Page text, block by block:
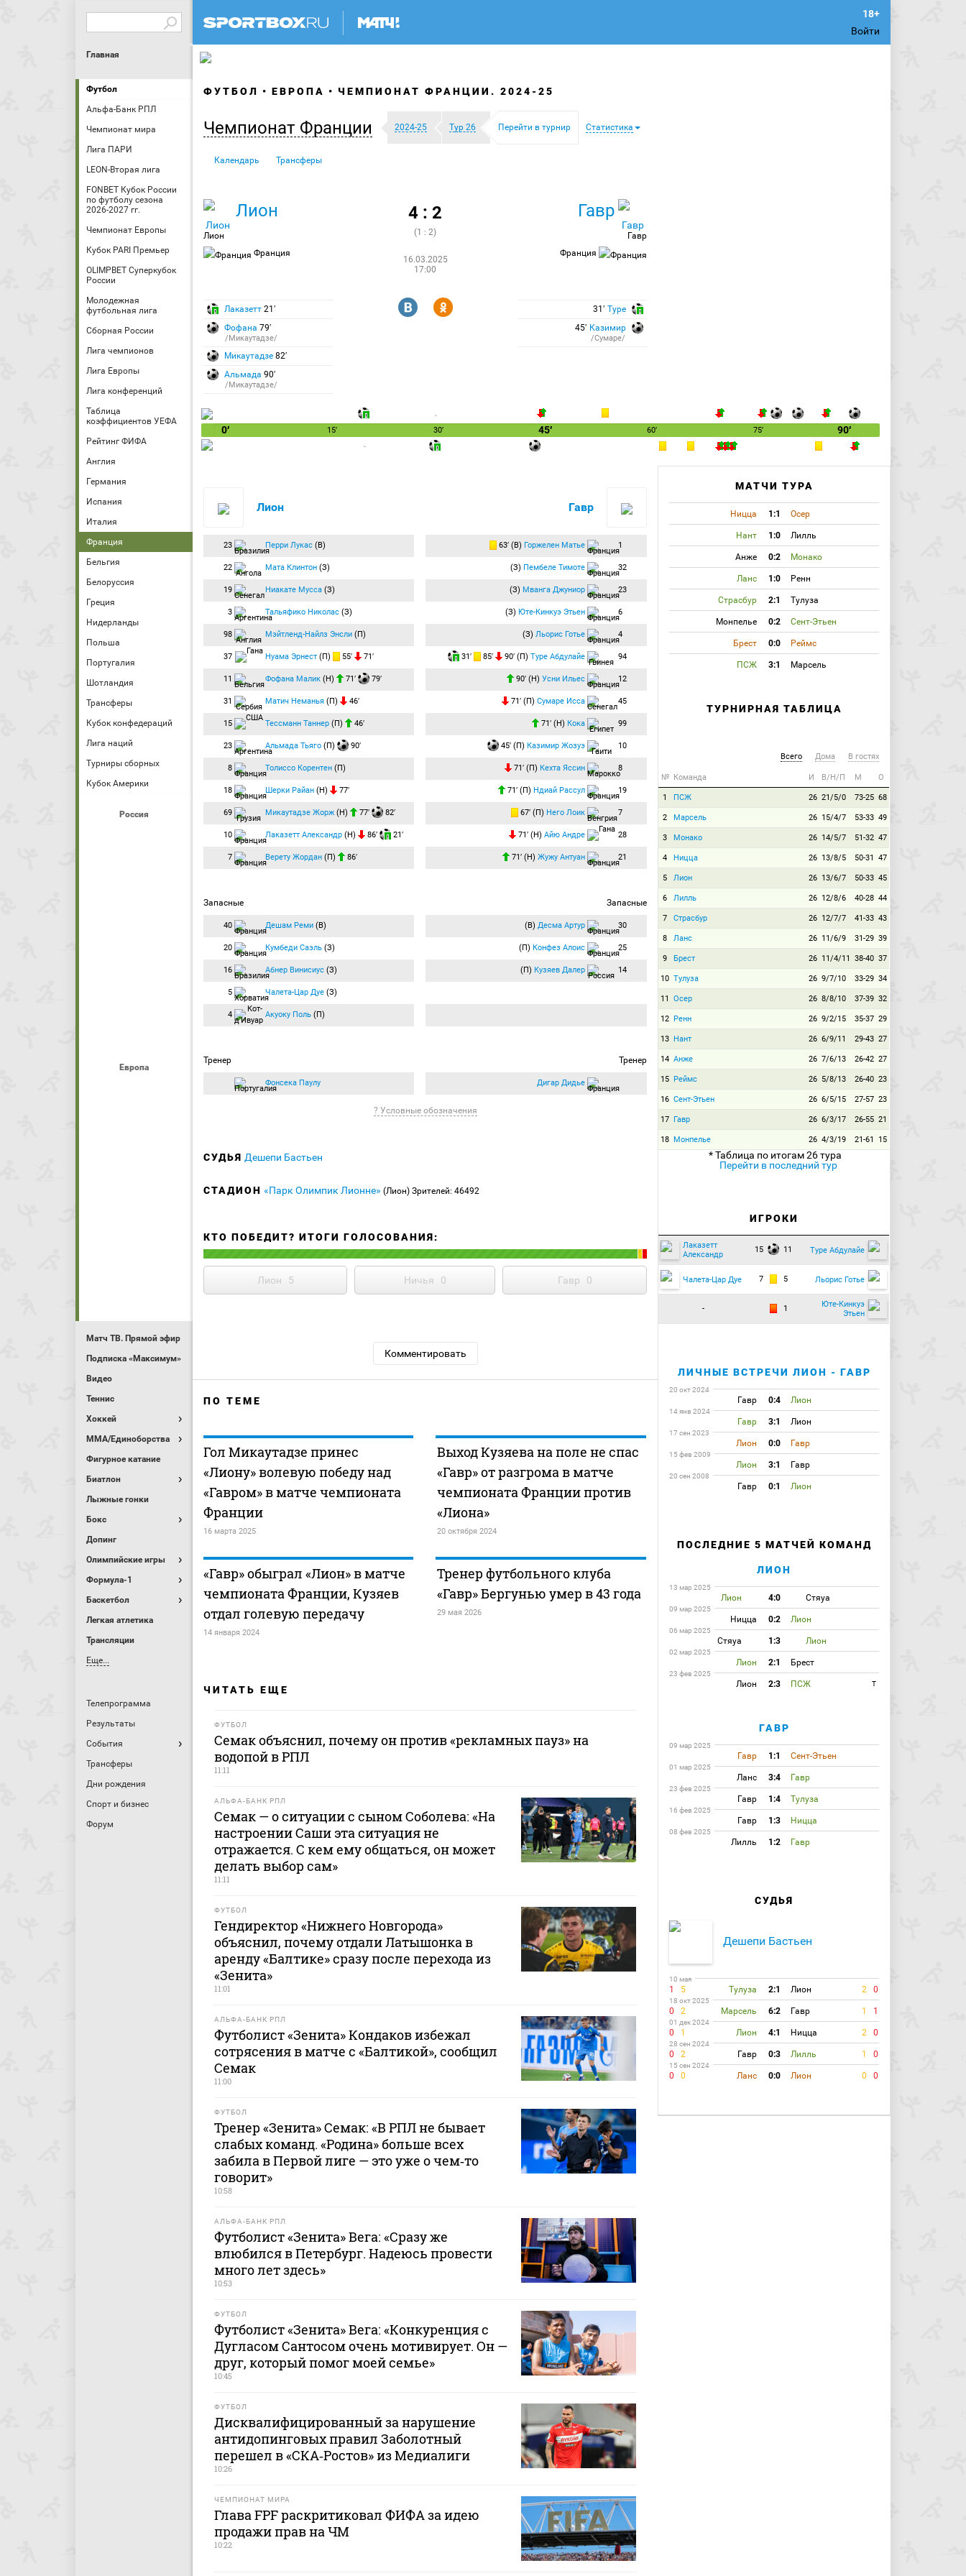
Войти
Главная
Футбол
Альфа-Банк РПЛ
Чемпионат мира
Лига ПАРИ
LEON-Вторая лига
FONBET Кубок России
по футболу сезона
2026-2027 гг.
Чемпионат Европы
Кубок PARI Премьер
OLIMPBET Суперкубок
России
Молодежная
футбольная лига
Сборная России
Лига чемпионов
Лига Европы
Лига конференций
Таблица
коэффициентов УЕФА
Рейтинг ФИФА
Англия
Германия
Испания
Италия
Франция
Бельгия
Белоруссия
Греция
Нидерланды
Польша
Португалия
Шотландия
Трансферы
Кубок конфедераций
Лига наций
Турниры сборных
Кубок Америки
Россия
Европа
Матч ТВ. Прямой эфир
Подписка «Максимум»
Видео
Теннис
Хоккей
MMA/Единоборства
Фигурное катание
Биатлон
Лыжные гонки
Бокс
Допинг
Олимпийские игры
Формула-1
Баскетбол
Легкая атлетика
Трансляции
Еще...
Телепрограмма
Результаты
События
Трансферы
Дни рождения
Спорт и бизнес
Форум
ФУТБОЛ ЕВРОПА ЧЕМПИОНАТ ФРАНЦИИ. 2024-25
Чемпионат Франции 2024-25 Тур 26 Перейти в турнир Статистика
Календарь Трансферы
Лион
Лион
Франция
4 : 2
(1 : 2)
16.03.2025
17:00
Гавр
Гавр
Франция
Лаказетт 21′
Фофана 79′
/Микаутадзе/
Микаутадзе 82′
Альмада 90′
/Микаутадзе/
R Y 31′Туре
45′ Казимир
/Сумаре/
0′ 15′ 30′ 45′ 60′ 75′ 90′
Лион
23 Перри Лукас (В)
22 Мата Клинтон (З)
19 Ниакате Мусса (З)
3 Тальяфико Николас (З)
98 Мэйтленд-Найлз Энсли (П)
37 Нуама Эрнест (П) 55′ 71′
11 Фофана Малик (Н) 71′ 79′
31 Матич Неманья (П) 46′
15 Тессманн Таннер (П) 46′
23 Альмада Тьяго (П) 90′
8 Толиссо Корентен (П)
18 Шерки Райан (Н) 77′
69 Микаутадзе Жорж (Н) 77′ 82′
10 Лаказетт Александр (Н) 86′ 21′
7 Верету Жордан (П) 86′
Запасные
40 Дешам Реми (В)
20 Кумбеди Саэль (З)
16 Абнер Винисиус (З)
5 Чалета-Цар Дуе (З)
4 Акуоку Поль (П)
Тренер
Фонсека Паулу
Гавр
63′ (В) Горжелен Матье 1
(З) Пембеле Тимоте 32
(З) Мванга Джуниор 23
(З) Юте-Кинкуэ Этьен 6
(З) Льорис Готье 4
31′ 85′ 90′ (П) Туре Абдулайе 94
90′ (Н) Усни Ильес 12
71′ (П) Сумаре Исса 45
71′ (Н) Кока 99
45′ (П) Казимир Жозуэ 10
71′ (П) Кехта Яссин 8
71′ (П) Ндиай Рассул 19
67′ (П) Него Лоик 7
71′ (Н) Айю Андре 28
71′ (Н) Жужу Антуан 21
Запасные
(В) Десма Артур 30
(П) Конфез Алоис 25
(П) Кузяев Далер 14
Тренер
Дигар Дидье
? Условные обозначения
СУДЬЯ Дешепи Бастьен
СТАДИОН «Парк Олимпик Лионне» (Лион) Зрителей: 46492
КТО ПОБЕДИТ? ИТОГИ ГОЛОСОВАНИЯ:
Лион 5 Ничья 0 Гавр 0
Комментировать
ПО ТЕМЕ
Гол Микаутадзе принес
«Лиону» волевую победу над
«Гавром» в матче чемпионата
Франции
16 марта 2025
Выход Кузяева на поле не спас
«Гавр» от разгрома в матче
чемпионата Франции против
«Лиона»
20 октября 2024
«Гавр» обыграл «Лион» в матче
чемпионата Франции, Кузяев
отдал голевую передачу
14 января 2024
Тренер футбольного клуба
«Гавр» Бергунью умер в 43 года
29 мая 2026
ЧИТАТЬ ЕЩЕ
ФУТБОЛ
Семак объяснил, почему он против «рекламных пауз» на
водопой в РПЛ
11:11
АЛЬФА-БАНК РПЛ
Семак — о ситуации с сыном Соболева: «На
настроении Саши эта ситуация не
отражается. С кем ему общаться, он может
делать выбор сам»
11:11
ФУТБОЛ
Гендиректор «Нижнего Новгорода»
объяснил, почему отдали Латышонка в
аренду «Балтике» сразу после перехода из
«Зенита»
11:01
АЛЬФА-БАНК РПЛ
Футболист «Зенита» Кондаков избежал
сотрясения в матче с «Балтикой», сообщил
Семак
11:00
ФУТБОЛ
Тренер «Зенита» Семак: «В РПЛ не бывает
слабых команд. «Родина» больше всех
забила в Первой лиге — это уже о чем‑то
говорит»
10:58
АЛЬФА-БАНК РПЛ
Футболист «Зенита» Вега: «Сразу же
влюбился в Петербург. Надеюсь провести
много лет здесь»
10:53
ФУТБОЛ
Футболист «Зенита» Вега: «Конкуренция с
Дугласом Сантосом очень мотивирует. Он —
друг, который помог моей семье»
10:45
ФУТБОЛ
Дисквалифицированный за нарушение
антидопинговых правил Заболотный
перешел в «СКА‑Ростов» из Медиалиги
10:26
ЧЕМПИОНАТ МИРА
Глава FPF раскритиковал ФИФА за идею
продажи прав на ЧМ
10:22
МАТЧИ ТУРА
Ницца 1:1 Осер
Нант 1:0 Лилль
Анже 0:2 Монако
Ланс 1:0 Ренн
Страсбур 2:1 Тулуза
Монпелье 0:2 Сент-Этьен
Брест 0:0 Реймс
ПСЖ 3:1 Марсель
ТУРНИРНАЯ ТАБЛИЦА
Всего Дома В гостях
№ Команда И В/Н/П М О
1 ПСЖ 26 21/5/0 73-25 68
2 Марсель 26 15/4/7 53-33 49
3 Монако 26 14/5/7 51-32 47
4 Ницца 26 13/8/5 50-31 47
5 Лион 26 13/6/7 50-33 45
6 Лилль 26 12/8/6 40-28 44
7 Страсбур 26 12/7/7 41-33 43
8 Ланс 26 11/6/9 31-29 39
9 Брест 26 11/4/11 38-40 37
10 Тулуза 26 9/7/10 33-29 34
11 Осер 26 8/8/10 37-39 32
12 Ренн 26 9/2/15 35-37 29
13 Нант 26 6/9/11 29-43 27
14 Анже 26 7/6/13 26-42 27
15 Реймс 26 5/8/13 26-40 23
16 Сент-Этьен 26 6/5/15 27-57 23
17 Гавр 26 6/3/17 26-55 21
18 Монпелье 26 4/3/19 21-61 15
* Таблица по итогам 26 тура
Перейти в последний тур
ИГРОКИ
Лаказетт
Александр
15 11 Туре Абдулайе
Чалета-Цар Дуе 7 5 Льорис Готье
- 1
Юте-Кинкуэ
Этьен
ЛИЧНЫЕ ВСТРЕЧИ ЛИОН - ГАВР
20 окт 2024
Гавр 0:4 Лион
14 янв 2024
Гавр 3:1 Лион
17 сен 2023
Лион 0:0 Гавр
15 фев 2009
Лион 3:1 Гавр
20 сен 2008
Гавр 0:1 Лион
ПОСЛЕДНИЕ 5 МАТЧЕЙ КОМАНД
ЛИОН
13 мар 2025
Лион 4:0 Стяуа
09 мар 2025
Ницца 0:2 Лион
06 мар 2025
Стяуа 1:3 Лион
02 мар 2025
Лион 2:1 Брест
23 фев 2025
Лион 2:3 ПСЖ T
ГАВР
09 мар 2025
Гавр 1:1 Сент-Этьен
01 мар 2025
Ланс 3:4 Гавр
23 фев 2025
Гавр 1:4 Тулуза
16 фев 2025
Гавр 1:3 Ницца
08 фев 2025
Лилль 1:2 Гавр
СУДЬЯ
Дешепи Бастьен
10 мая
1 5 Тулуза 2:1 Лион 2 0
18 окт 2025
0 2 Марсель 6:2 Гавр 1 1
01 дек 2024
0 1 Лион 4:1 Ницца 2 0
28 сен 2024
0 2 Гавр 0:3 Лилль 1 0
15 сен 2024
0 0 Ланс 0:0 Лион 0 0